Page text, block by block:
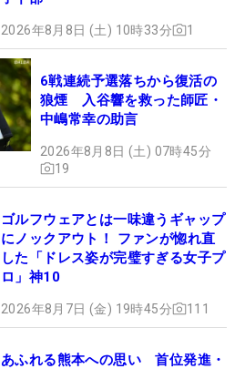
2026年8月8日 (土) 10時33分 1
6戦連続予選落ちから復活の
狼煙 入谷響を救った師匠・
中嶋常幸の助言
2026年8月8日 (土) 07時45分
19
ゴルフウェアとは一味違うギャップ
にノックアウト！ ファンが惚れ直
した「ドレス姿が完璧すぎる女子プ
ロ」神10
2026年8月7日 (金) 19時45分 111
あふれる熊本への思い 首位発進・